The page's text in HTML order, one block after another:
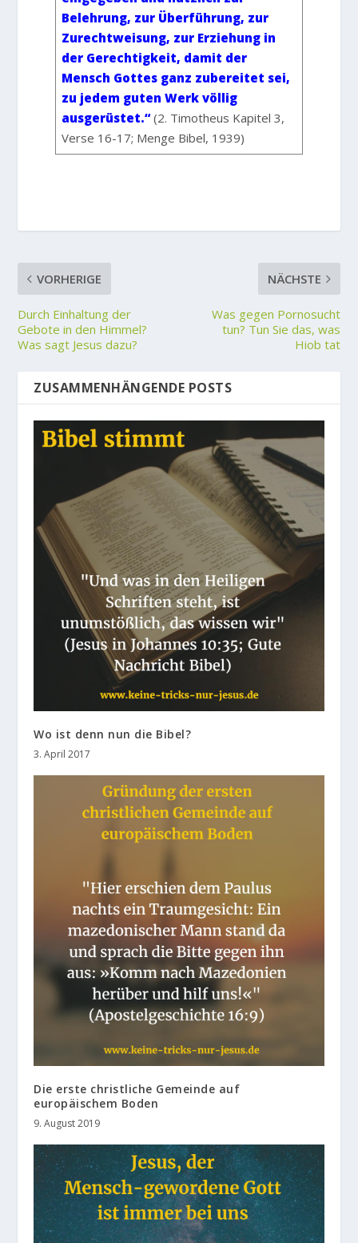
Belehrung, zur Überführung, zur
Zurechtweisung, zur Erziehung in
der Gerechtigkeit, damit der
Mensch Gottes ganz zubereitet sei,
zu jedem guten Werk völlig
ausgerüstet.“ (2. Timotheus Kapitel 3,
Verse 16-17; Menge Bibel, 1939)
VORHERIGE
Durch Einhaltung der
Gebote in den Himmel?
Was sagt Jesus dazu?
NÄCHSTE
Was gegen Pornosucht
tun? Tun Sie das, was
Hiob tat
ZUSAMMENHÄNGENDE POSTS
Wo ist denn nun die Bibel?
3. April 2017
Die erste christliche Gemeinde auf
europäischem Boden
9. August 2019